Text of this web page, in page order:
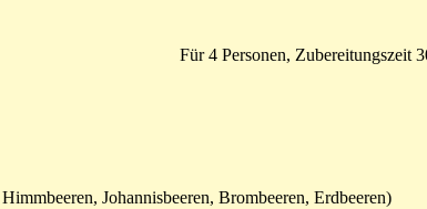
Für 4 Personen, Zubereitungszeit
Johannisbeeren, Brombeeren, Erdbeeren)